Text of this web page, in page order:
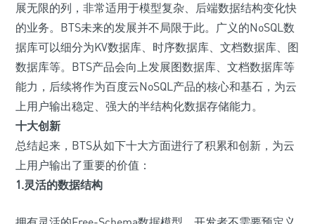
展无限的列，非常适用于模型复杂、后端数据结构变化快
的业务。 BTS未来的发展并不局限于此。广义的NoSQL数
据库可以细分为KV数据库、时序数据库、文档数据库、图
数据库等。BTS产品会向上发展图数据库、文档数据库等
能力，后续将作为百度云NoSQL产品的核心和基石，为云
上用户输出稳定、强大的半结构化数据存储能力。
十大创新
总结起来，BTS从如下十大方面进行了积累和创新，为云
上用户输出了重要的价值：
1.灵活的数据结构